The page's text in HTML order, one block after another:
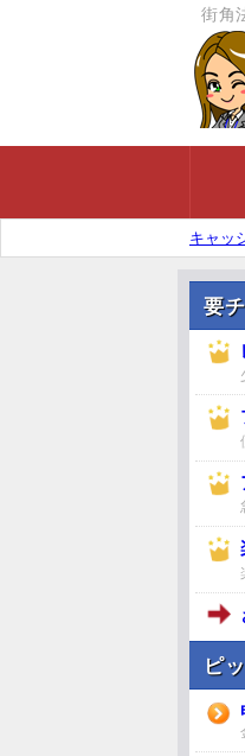
街角
キャッ
要
ピ